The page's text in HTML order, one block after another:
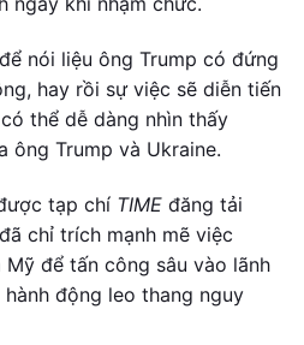
nói liệu ông Trump có đứng
hay rồi sự việc sẽ diễn tiến
thể dễ dàng nhìn thấy
ông Trump và Ukraine.
tạp chí TIME đăng tải
chỉ trích mạnh mẽ việc
để tấn công sâu vào lãnh
động leo thang nguy